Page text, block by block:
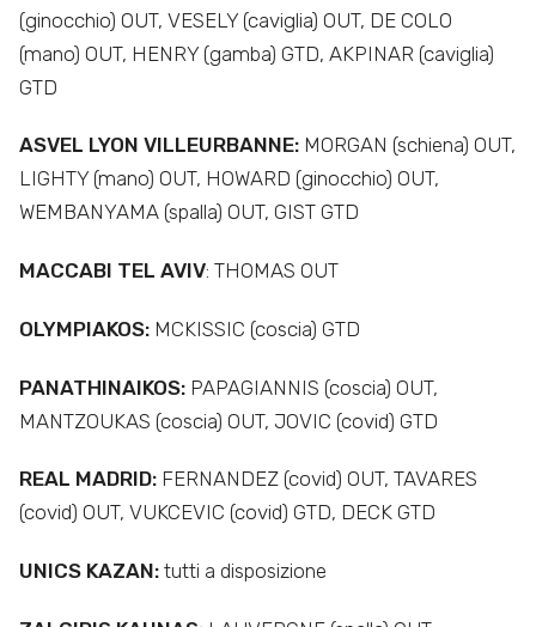
(ginocchio) OUT, VESELY (caviglia) OUT, DE COLO
(mano) OUT, HENRY (gamba) GTD, AKPINAR (caviglia)
GTD
ASVEL LYON VILLEURBANNE: MORGAN (schiena) OUT,
LIGHTY (mano) OUT, HOWARD (ginocchio) OUT,
WEMBANYAMA (spalla) OUT, GIST GTD
MACCABI TEL AVIV: THOMAS OUT
OLYMPIAKOS: MCKISSIC (coscia) GTD
PANATHINAIKOS: PAPAGIANNIS (coscia) OUT,
MANTZOUKAS (coscia) OUT, JOVIC (covid) GTD
REAL MADRID: FERNANDEZ (covid) OUT, TAVARES
(covid) OUT, VUKCEVIC (covid) GTD, DECK GTD
UNICS KAZAN: tutti a disposizione